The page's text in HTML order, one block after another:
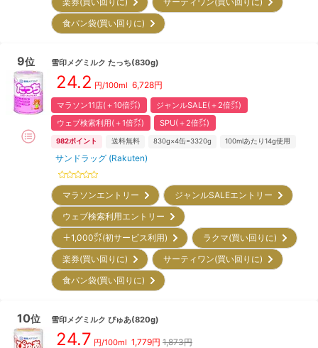
食パン袋(買い回りに)
9位 雪印メグミルク たっち(830g)
24.2 円/100ml 6,728円
マラソン11店(＋10倍㌽)
ジャンルSALE(＋2倍㌽)
ウェブ検索利用(＋1倍㌽)
SPU(＋2倍㌽)
982ポイント 送料無料 830g×4缶=3320g 100mlあたり14g使用
サンドラッグ (Rakuten)
マラソンエントリー
ジャンルSALEエントリー
ウェブ検索利用エントリー
＋1,000㌽(初サービス利用)
ラクマ(買い回りに)
楽券(買い回りに)
サーティワン(買い回りに)
食パン袋(買い回りに)
10位 雪印メグミルク ぴゅあ(820g)
24.7 円/100ml 1,779円 1,873円